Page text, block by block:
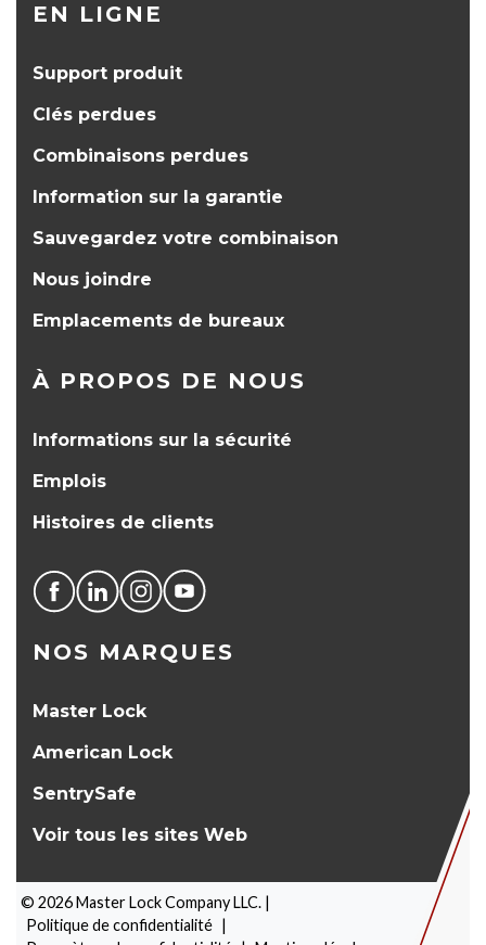
EN LIGNE
Support produit
Clés perdues
Combinaisons perdues
Information sur la garantie
Sauvegardez votre combinaison
Nous joindre
Emplacements de bureaux
À PROPOS DE NOUS
Informations sur la sécurité
Emplois
Histoires de clients
NOS MARQUES
Master Lock
American Lock
SentrySafe
Voir tous les sites Web
© 2026Master Lock Company LLC. |
Politique de confidentialité |